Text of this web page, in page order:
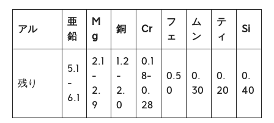
アル
亜
鉛
M
g
銅 Cr
フ
ェ
ム
ン
テ
ィ
Si
残り
5.1
-
6.1
2.1
-
2.
9
1.2
-
2.
0
0.1
8-
0.
28
0.5
0
0.
30
0.
20
0.
40